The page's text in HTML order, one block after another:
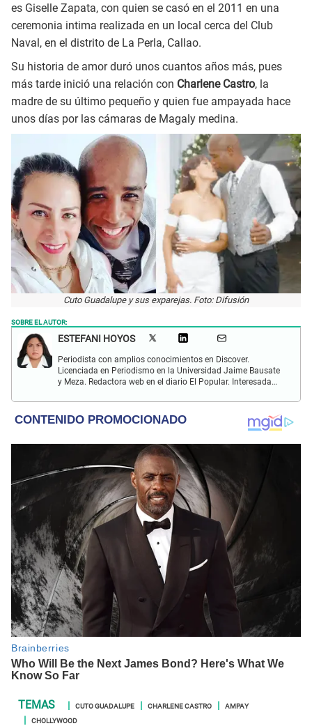
es Giselle Zapata, con quien se casó en el 2011 en una
ceremonia intima realizada en un local cerca del Club
Naval, en el distrito de La Perla, Callao.
Su historia de amor duró unos cuantos años más, pues
más tarde inició una relación con Charlene Castro, la
madre de su último pequeño y quien fue ampayada hace
unos días por las cámaras de Magaly medina.
Cuto Guadalupe y sus exparejas. Foto: Difusión
SOBRE EL AUTOR:
ESTEFANI HOYOS
Periodista con amplios conocimientos en Discover.
Licenciada en Periodismo en la Universidad Jaime Bausate
y Meza. Redactora web en el diario El Popular. Interesada
internacional; tendencias, películas y series.
CUTO GUADALUPE CHARLENE CASTRO
AMPAY
CHOLLYWOOD